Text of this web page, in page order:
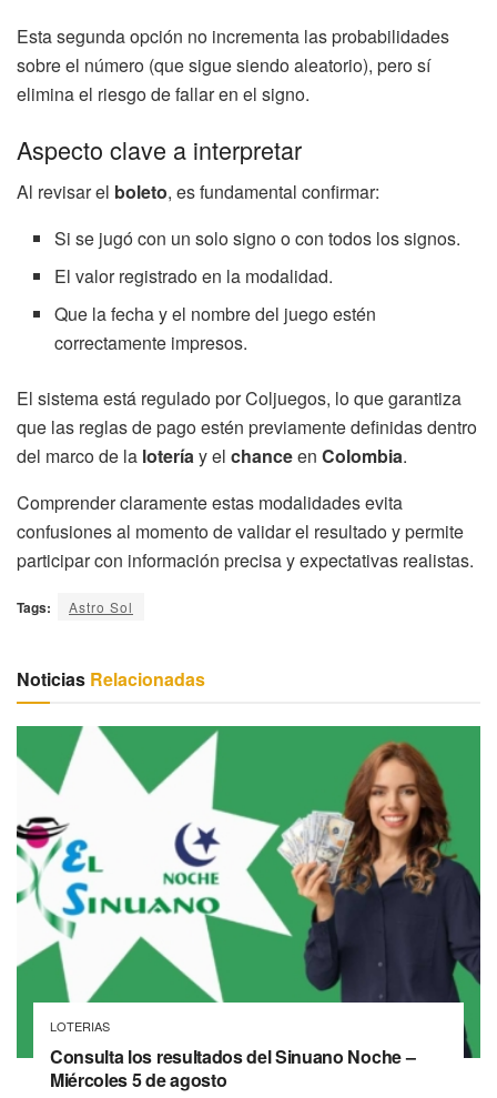
Esta segunda opción no incrementa las probabilidades
sobre el número (que sigue siendo aleatorio), pero sí
elimina el riesgo de fallar en el signo.
Aspecto clave a interpretar
Al revisar el boleto, es fundamental confirmar:
Si se jugó con un solo signo o con todos los signos.
El valor registrado en la modalidad.
Que la fecha y el nombre del juego estén
correctamente impresos.
El sistema está regulado por Coljuegos, lo que garantiza
que las reglas de pago estén previamente definidas dentro
del marco de la loteríay el chanceen Colombia.
Comprender claramente estas modalidades evita
confusiones al momento de validar el resultado y permite
participar con información precisa y expectativas realistas.
Tags: Astro Sol
Noticias Relacionadas
LOTERIAS
Consulta los resultados del Sinuano Noche –
Miércoles 5 de agosto